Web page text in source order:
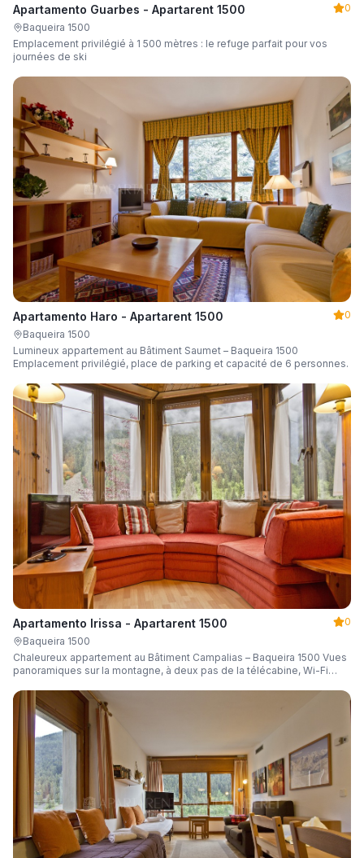
Apartamento Guarbes - Apartarent 1500
0
Baqueira 1500
Emplacement privilégié à 1 500 mètres : le refuge parfait pour vos
journées de ski
Apartamento Haro - Apartarent 1500
0
Baqueira 1500
Lumineux appartement au Bâtiment Saumet – Baqueira 1500
Emplacement privilégié, place de parking et capacité de 6 personnes.
Apartamento Irissa - Apartarent 1500
0
Baqueira 1500
Chaleureux appartement au Bâtiment Campalias – Baqueira 1500 Vues
panoramiques sur la montagne, à deux pas de la télécabine, Wi-Fi